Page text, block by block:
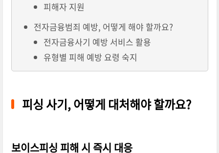
피해자 지원
전자금융범죄 예방, 어떻게 해야 할까요?
전자금융사기 예방 서비스 활용
유형별 피해 예방 요령 숙지
피싱 사기, 어떻게 대처해야 할까요?
보이스피싱 피해 시 즉시 대응